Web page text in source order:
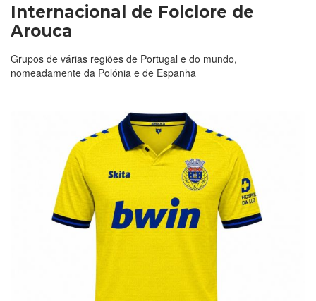
Internacional de Folclore de
Arouca
Grupos de várias regiões de Portugal e do mundo,
nomeadamente da Polónia e de Espanha